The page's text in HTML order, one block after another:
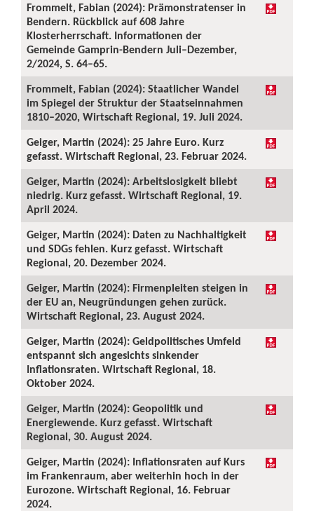
Frommelt, Fabian (2024): Prämonstratenser in
Bendern. Rückblick auf 608 Jahre
Klosterherrschaft. Informationen der
Gemeinde Gamprin-Bendern Juli–Dezember,
2/2024, S. 64–65.
Frommelt, Fabian (2024): Staatlicher Wandel
im Spiegel der Struktur der Staatseinnahmen
1810–2020, Wirtschaft Regional, 19. Juli 2024.
Geiger, Martin (2024): 25 Jahre Euro. Kurz
gefasst. Wirtschaft Regional, 23. Februar 2024.
Geiger, Martin (2024): Arbeitslosigkeit bliebt
niedrig. Kurz gefasst. Wirtschaft Regional, 19.
April 2024.
Geiger, Martin (2024): Daten zu Nachhaltigkeit
und SDGs fehlen. Kurz gefasst. Wirtschaft
Regional, 20. Dezember 2024.
Geiger, Martin (2024): Firmenpleiten steigen in
der EU an, Neugründungen gehen zurück.
Wirtschaft Regional, 23. August 2024.
Geiger, Martin (2024): Geldpolitisches Umfeld
entspannt sich angesichts sinkender
Inflationsraten. Wirtschaft Regional, 18.
Oktober 2024.
Geiger, Martin (2024): Geopolitik und
Energiewende. Kurz gefasst. Wirtschaft
Regional, 30. August 2024.
Geiger, Martin (2024): Inflationsraten auf Kurs
im Frankenraum, aber weiterhin hoch in der
Eurozone. Wirtschaft Regional, 16. Februar
2024.